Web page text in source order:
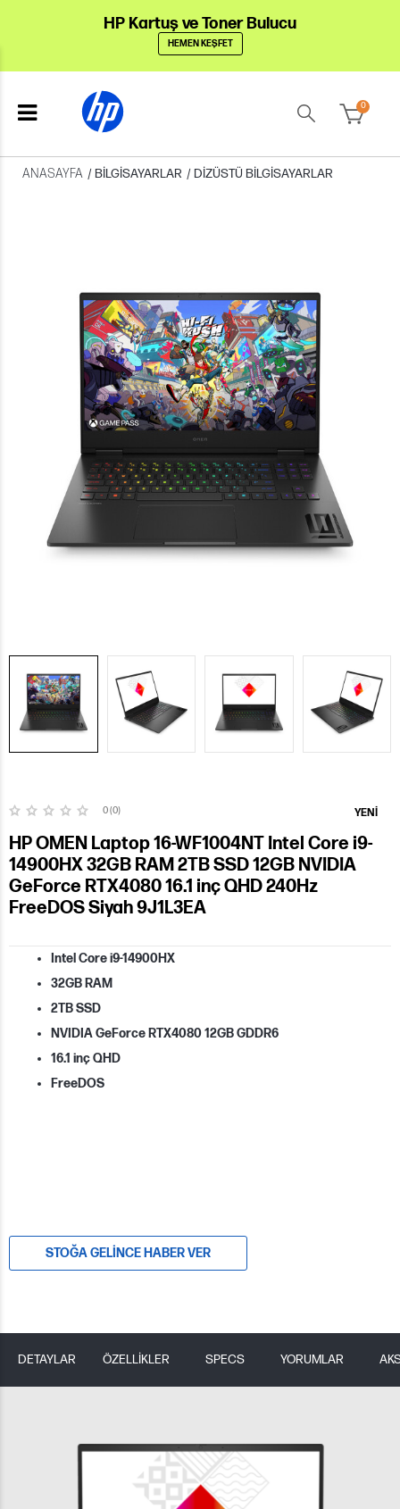
HP Kartuş ve Toner Bulucu
HEMEN KEŞFET
0
ANASAYFA /BILGISAYARLAR /DIZÜSTÜ BILGISAYARLAR
YENI
0 (0)
HP OMEN Laptop 16-WF1004NT Intel Core i9-
14900HX 32GB RAM 2TB SSD 12GB NVIDIA
GeForce RTX4080 16.1 inç QHD 240Hz
FreeDOS Siyah 9J1L3EA
Intel Core i9-14900HX
32GB RAM
2TB SSD
NVIDIA GeForce RTX4080 12GB GDDR6
16.1 inç QHD
FreeDOS
STOĞA GELINCE HABER VER
DETAYLAR ÖZELLİKLER SPECS YORUMLAR